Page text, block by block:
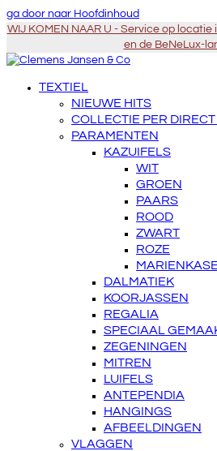
ga door naar Hoofdinhoud
WIJ KOMEN NAAR U - Service op
en de BeNeLux-
TEXTIEL
NIEUWE HITS
COLLECTIE PER
PARAMENTEN
KAZUIFELS
WIT
GROEN
PAARS
ROOD
ZWART
ROZE
DALMATIEK
KOORJASSEN
REGALIA
SPECIAAL
ZEGENINGEN
MITREN
LUIFELS
ANTEPENDIA
HANGINGS
AFBEELDINGEN
VLAGGEN